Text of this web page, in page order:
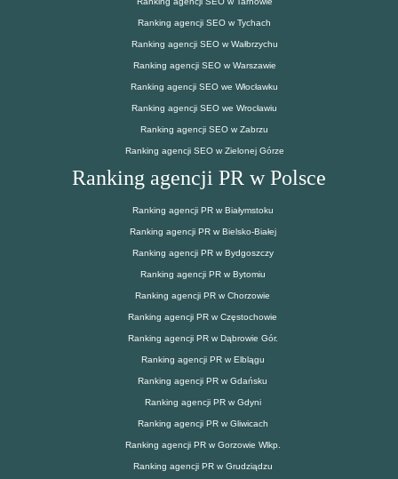
Ranking agencji SEO w Tychach
Ranking agencji SEO w Wałbrzychu
Ranking agencji SEO w Warszawie
Ranking agencji SEO we Włocławku
Ranking agencji SEO we Wrocławiu
Ranking agencji SEO w Zabrzu
Ranking agencji SEO w Zielonej Górze
Ranking agencji PR w Polsce
Ranking agencji PR w Białymstoku
Ranking agencji PR w Bielsko-Białej
Ranking agencji PR w Bydgoszczy
Ranking agencji PR w Bytomiu
Ranking agencji PR w Chorzowie
Ranking agencji PR w Częstochowie
Ranking agencji PR w Dąbrowie Gór.
Ranking agencji PR w Elblągu
Ranking agencji PR w Gdańsku
Ranking agencji PR w Gdyni
Ranking agencji PR w Gliwicach
Ranking agencji PR w Gorzowie Wlkp.
Ranking agencji PR w Grudziądzu